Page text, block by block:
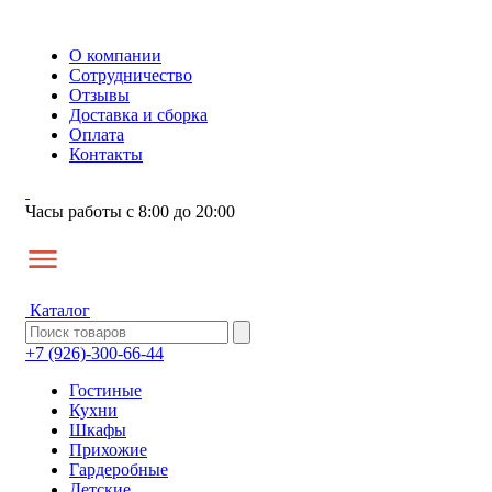
О компании
Сотрудничество
Отзывы
Доставка и сборка
Оплата
Контакты
Часы работы с 8:00 до 20:00
Каталог
+7 (926)-300-66-44
Гостиные
Кухни
Шкафы
Прихожие
Гардеробные